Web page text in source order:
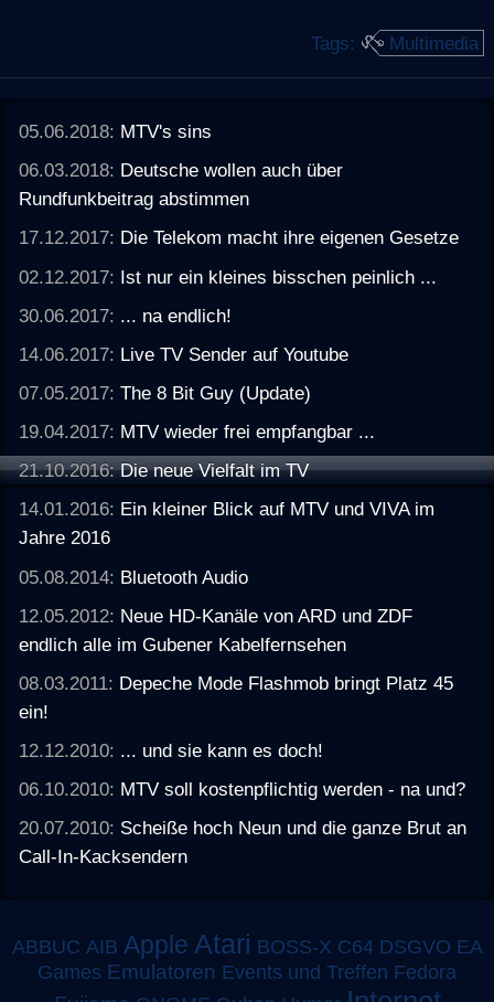
Tags: Multimedia
05.06.2018: MTV's sins
06.03.2018: Deutsche wollen auch über
Rundfunkbeitrag abstimmen
17.12.2017: Die Telekom macht ihre eigenen Gesetze
02.12.2017: Ist nur ein kleines bisschen peinlich ...
30.06.2017: ... na endlich!
14.06.2017: Live TV Sender auf Youtube
07.05.2017:The 8 Bit Guy (Update)
19.04.2017: MTV wieder frei empfangbar ...
21.10.2016:Die neue Vielfalt im TV
14.01.2016: Ein kleiner Blick auf MTV und VIVA im
Jahre 2016
05.08.2014: Bluetooth Audio
12.05.2012: Neue HD-Kanäle von ARD und ZDF
endlich alle im Gubener Kabelfernsehen
08.03.2011: Depeche Mode Flashmob bringt Platz 45
ein!
12.12.2010: ... und sie kann es doch!
06.10.2010: MTV soll kostenpflichtig werden - na und?
20.07.2010: Scheiße hoch Neun und die ganze Brut an
Call-In-Kacksendern
ABBUC AIB Apple Atari BOSS-X C64 DSGVO EA
Games Emulatoren Events und Treffen Fedora